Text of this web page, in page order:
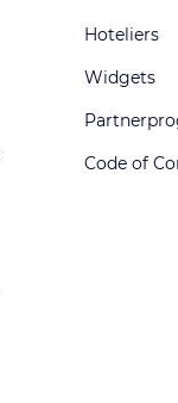
Hoteliers
Widgets
Code of